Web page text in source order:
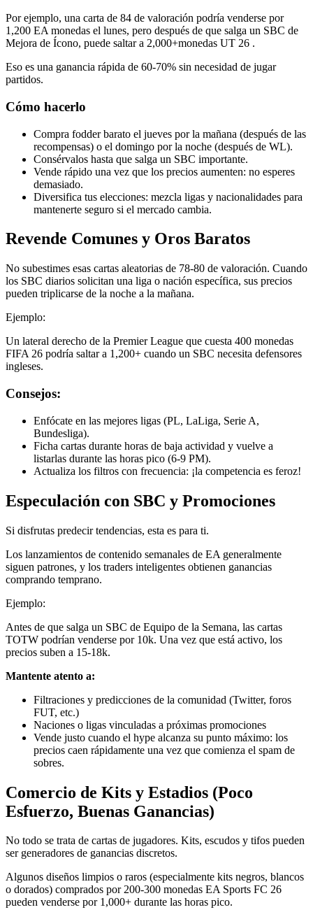
Por ejemplo, una carta de 84 de valoración podría venderse por
1,200 EA monedas el lunes, pero después de que salga un SBC de
Mejora de Ícono, puede saltar a 2,000+monedas UT 26 .
Eso es una ganancia rápida de 60-70% sin necesidad de jugar
partidos.
Cómo hacerlo
Compra fodder barato el jueves por la mañana (después de las
recompensas) o el domingo por la noche (después de WL).
Consérvalos hasta que salga un SBC importante.
Vende rápido una vez que los precios aumenten: no esperes
demasiado.
Diversifica tus elecciones: mezcla ligas y nacionalidades para
mantenerte seguro si el mercado cambia.
Revende Comunes y Oros Baratos
No subestimes esas cartas aleatorias de 78-80 de valoración. Cuando
los SBC diarios solicitan una liga o nación específica, sus precios
pueden triplicarse de la noche a la mañana.
Ejemplo:
Un lateral derecho de la Premier League que cuesta 400 monedas
FIFA 26 podría saltar a 1,200+ cuando un SBC necesita defensores
ingleses.
Consejos:
Enfócate en las mejores ligas (PL, LaLiga, Serie A,
Bundesliga).
Ficha cartas durante horas de baja actividad y vuelve a
listarlas durante las horas pico (6-9 PM).
Actualiza los filtros con frecuencia: ¡la competencia es feroz!
Especulación con SBC y Promociones
Si disfrutas predecir tendencias, esta es para ti.
Los lanzamientos de contenido semanales de EA generalmente
siguen patrones, y los traders inteligentes obtienen ganancias
comprando temprano.
Ejemplo:
Antes de que salga un SBC de Equipo de la Semana, las cartas
TOTW podrían venderse por 10k. Una vez que está activo, los
precios suben a 15-18k.
Mantente atento a:
Filtraciones y predicciones de la comunidad (Twitter, foros
FUT, etc.)
Naciones o ligas vinculadas a próximas promociones
Vende justo cuando el hype alcanza su punto máximo: los
precios caen rápidamente una vez que comienza el spam de
sobres.
Comercio de Kits y Estadios (Poco
Esfuerzo, Buenas Ganancias)
No todo se trata de cartas de jugadores. Kits, escudos y tifos pueden
ser generadores de ganancias discretos.
Algunos diseños limpios o raros (especialmente kits negros, blancos
o dorados) comprados por 200-300 monedas EA Sports FC 26
pueden venderse por 1,000+ durante las horas pico.